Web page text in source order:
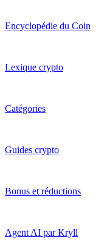
Encyclopédie du Coin
Lexique crypto
Catégories
Guides crypto
Bonus et réductions
Agent AI par Kryll